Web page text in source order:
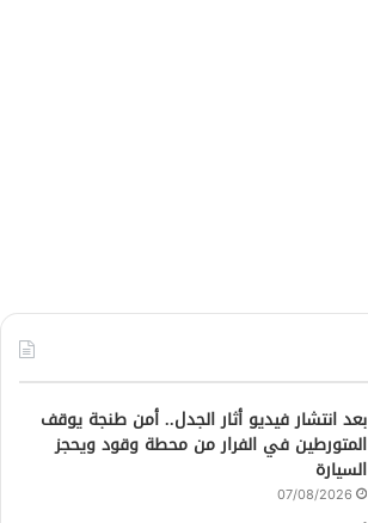
بعد انتشار فيديو أثار الجدل.. أمن طنجة يوقف
المتورطين في الفرار من محطة وقود ويحجز
السيارة
07/08/2026